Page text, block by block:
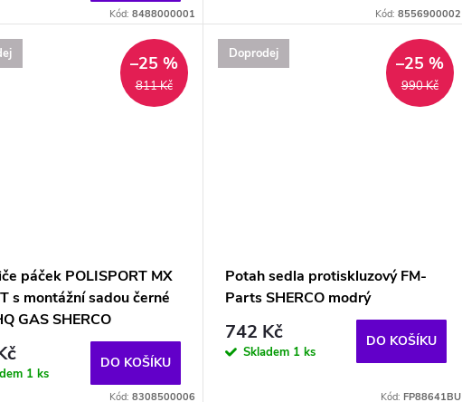
Kód: 8488000001 Kód: 8556900002
811 Kč
–25 %
páček POLISPORT MX
s montážní sadou černé
GAS SHERCO
1 ks
DO KOŠÍKU
Kód: 8308500006
Doprodej
990 Kč
–25 %
Potah sedla protiskluzový FM-
Parts SHERCO modrý
742 Kč
Skladem 1 ks
DO KOŠÍKU
Kód: FP88641BU